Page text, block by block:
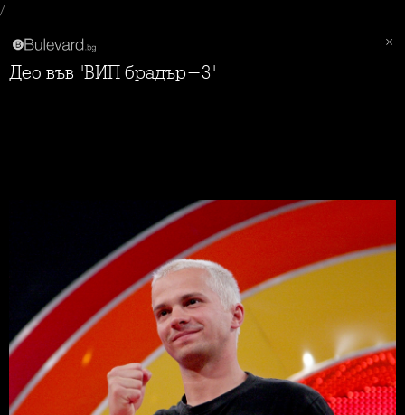
/
Део във "ВИП брадър-3"